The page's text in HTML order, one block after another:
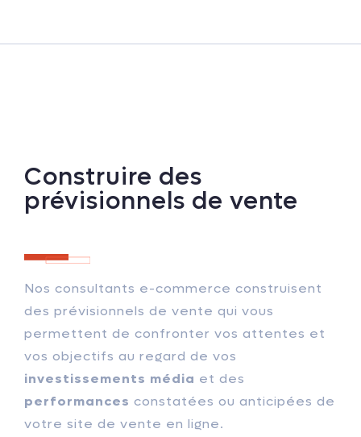
Construire des
prévisionnels de vente
Nos consultants e-commerce construisent
des prévisionnels de vente qui vous
permettent de confronter vos attentes et
vos objectifs au regard de vos
investissements média et des
performances constatées ou anticipées de
votre site de vente en ligne.